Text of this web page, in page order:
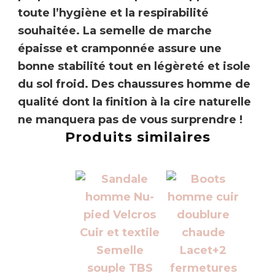
toute l’hygiène et la respirabilité
souhaitée. La semelle de marche
épaisse et cramponnée assure une
bonne stabilité tout en légèreté et isole
du sol froid. Des chaussures homme de
qualité dont la finition à la cire naturelle
ne manquera pas de vous surprendre !
Produits similaires